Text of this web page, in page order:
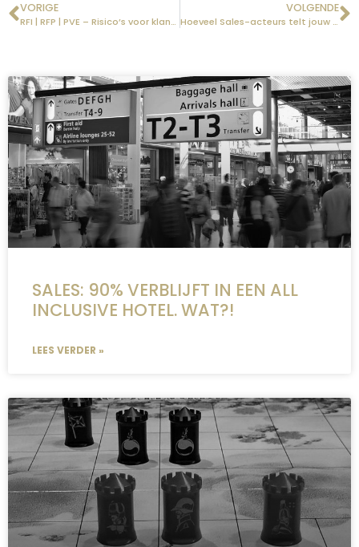
VORIGE
RFI | RFP | PVE – Risico’s voor klanten
VOLGENDE
Hoeveel Sales-acteurs telt jouw team?
SALES: 90% VERBLIJFT IN EEN ALL
INCLUSIVE HOTEL. WAT?!
LEES VERDER »